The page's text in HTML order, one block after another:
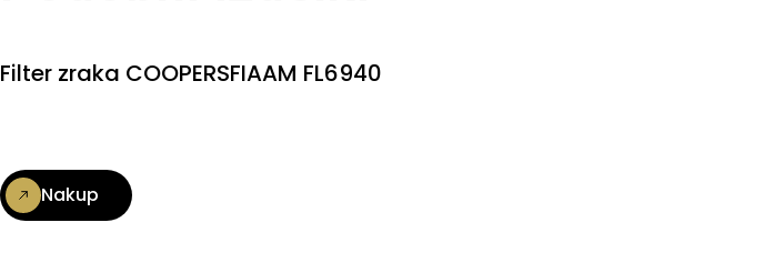
Filter zraka COOPERSFIAAM FL6940
Nakup